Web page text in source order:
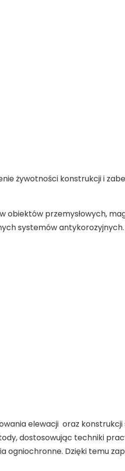
żywotności konstrukcji i
obiektów przemysłowych,
systemów antykorozyjnych.
elewacji oraz
dostosowując techniki
ogniochronne. Dzięki temu